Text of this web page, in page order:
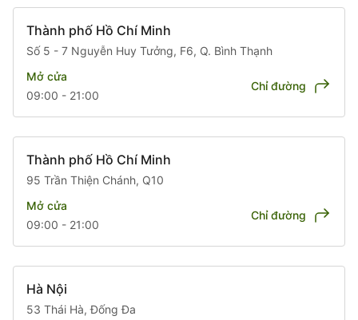
Thành phố Hồ Chí Minh
Số 5 - 7 Nguyễn Huy Tưởng, F6, Q. Bình Thạnh
Mở cửa
09:00 - 21:00
Chỉ đường
Thành phố Hồ Chí Minh
95 Trần Thiện Chánh, Q10
Mở cửa
09:00 - 21:00
Chỉ đường
Hà Nội
53 Thái Hà, Đống Đa